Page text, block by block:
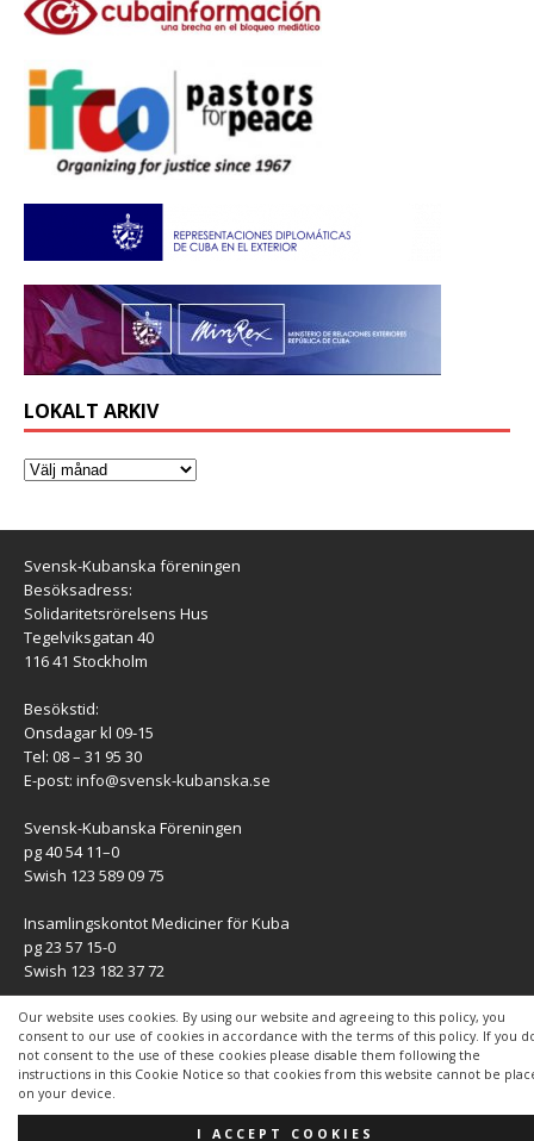
Our website uses cookies. By using our website and agreeing to this policy, you
consent to our use of cookies in accordance with the terms of this policy. If you
not consent to the use of these cookies please disable them following the
instructions in this Cookie Notice so that cookies from this website cannot be
on your device.
I ACCEPT COOKIES
LOKALT ARKIV
Svensk-Kubanska föreningen
Besöksadress:
Solidaritetsrörelsens Hus
Tegelviksgatan 40
116 41 Stockholm
Besökstid:
Onsdagar kl 09-15
Tel: 08 – 31 95 30
E-post: info@svensk-kubanska.se
Svensk-Kubanska Föreningen
pg 40 54 11–0
Swish 123 589 09 75
Insamlingskontot Mediciner för Kuba
pg 23 57 15-0
Swish 123 182 37 72
KONTAKT
Kontaktuppgifter